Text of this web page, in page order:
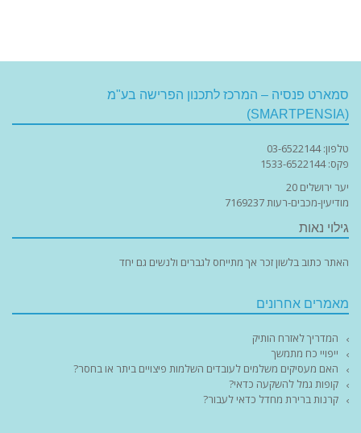
סמארט פנסיה – המרכז לתכנון הפרישה בע"מ
(SMARTPENSIA)
טלפון: 03-6522144
פקס: 1533-6522144
יער ירושלים 20
מודיעין-מכבים-רעות 7169237
גילוי נאות
האתר כתוב בלשון זכר אך מתייחס לגברים ולנשים גם יחד
מאמרים אחרונים
המדריך לאזרח הותיק
ייפויי כח מתמשך
האם מעסיקים משלמים לעובדים השלמות פיצויים ביתר או בחסר?
קופות גמל להשקעה כדאי?
קרנות ברירת מחדל כדאי לעבור?